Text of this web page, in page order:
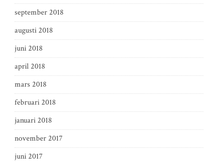
september 2018
augusti 2018
juni 2018
april 2018
mars 2018
februari 2018
januari 2018
november 2017
juni 2017